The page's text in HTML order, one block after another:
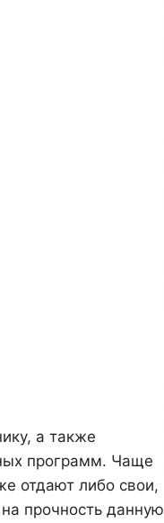
а также
программ. Чаще
отдают либо свои,
прочность данную